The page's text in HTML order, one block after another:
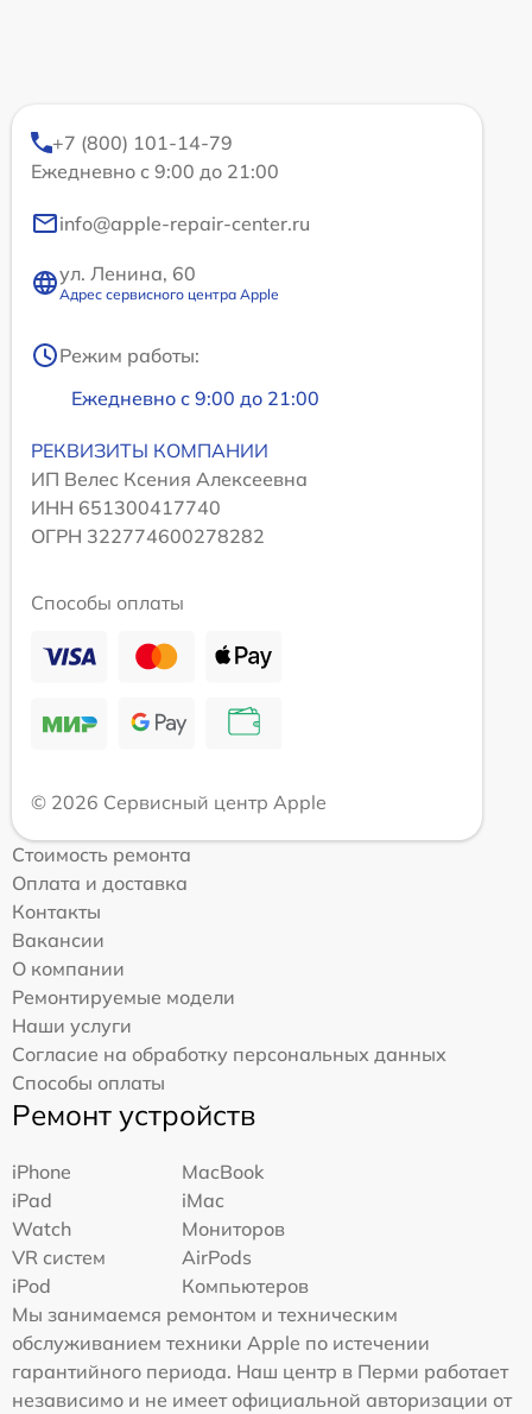
+7 (800) 101-14-79
Ежедневно с 9:00 до 21:00
info@apple-repair-center.ru
ул. Ленина, 60
Адрес сервисного центра Apple
Режим работы:
Ежедневно с 9:00 до 21:00
РЕКВИЗИТЫ КОМПАНИИ
ИП Велес Ксения Алексеевна
ИНН 651300417740
ОГРН 322774600278282
Способы оплаты
© 2026 Сервисный центр Apple
Стоимость ремонта
Оплата и доставка
Контакты
Вакансии
О компании
Ремонтируемые модели
Наши услуги
Согласие на обработку персональных данных
Способы оплаты
Ремонт устройств
iPhone
MacBook
iPad
iMac
Watch
Мониторов
VR систем
AirPods
iPod
Компьютеров
Мы занимаемся ремонтом и техническим
обслуживанием техники Apple по истечении
гарантийного периода. Наш центр в Перми работает
независимо и не имеет официальной авторизации от